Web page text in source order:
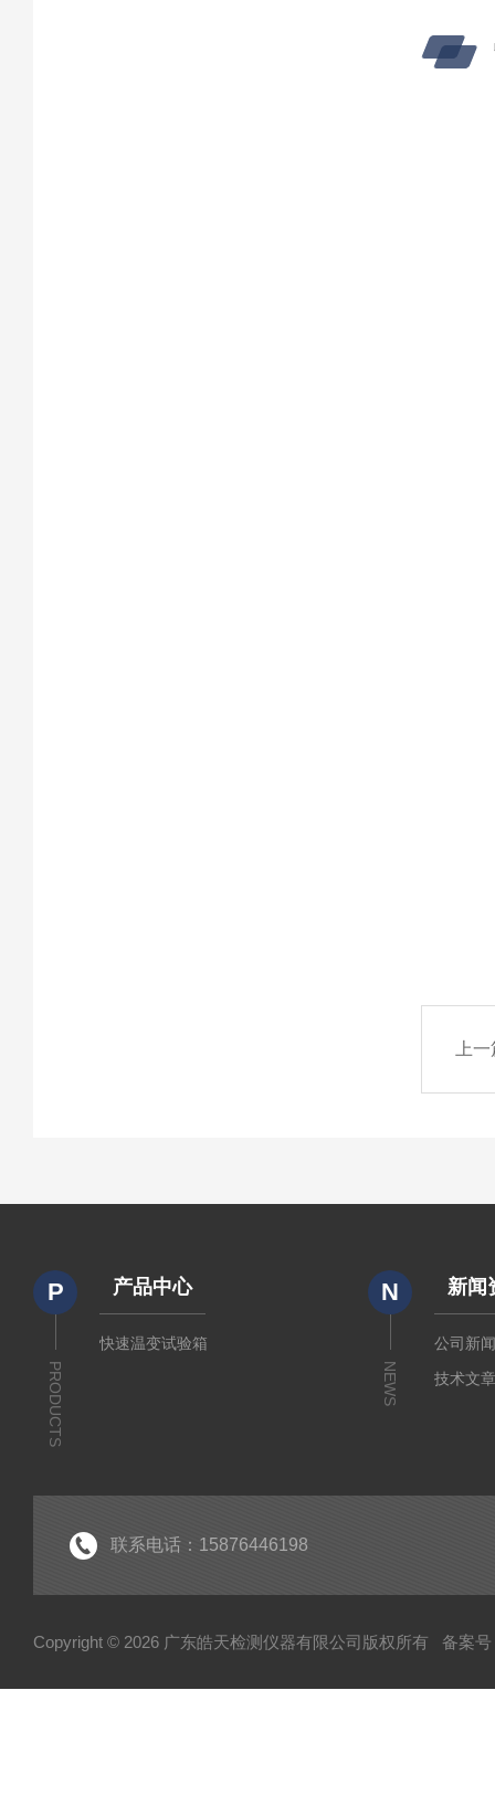
上
P
PRODUCTS
产品中心
快速温变试验箱
N
NEWS
新闻
公司新
技术文
联系电话：15876446198
Copyright © 2026 广东皓天检测仪器有限公司版权所有 备案号